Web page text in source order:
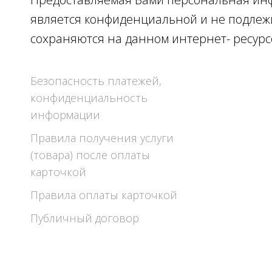
является конфиденциальной и не
сохраняются на данном интернет-
Information
Правила возврата денежных
Безопасность платежей,
конфиденциальность
информации
Правила получения услуги
(товара) после оплаты
карточкой
Правила оплаты карточкой
Публичный договор